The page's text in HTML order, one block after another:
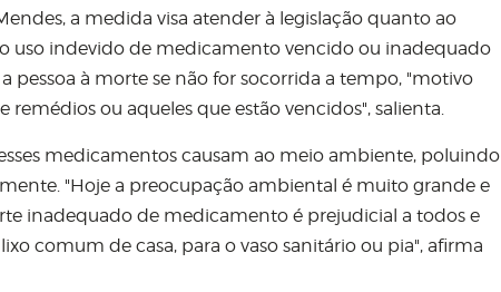
a medida visa atender à legislação quanto ao
uso indevido de medicamento vencido ou inadequado
pessoa à morte se não for socorrida a tempo, "motivo
remédios ou aqueles que estão vencidos", salienta.
medicamentos causam ao meio ambiente, poluindo
"Hoje a preocupação ambiental é muito grande e
inadequado de medicamento é prejudicial a todos e
comum de casa, para o vaso sanitário ou pia", afirma